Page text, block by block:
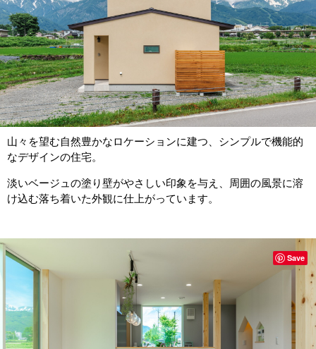
山々を望む自然豊かなロケーションに建つ、シンプルで機能的
なデザインの住宅。
淡いベージュの塗り壁がやさしい印象を与え、周囲の風景に溶
け込む落ち着いた外観に仕上がっています。
Save